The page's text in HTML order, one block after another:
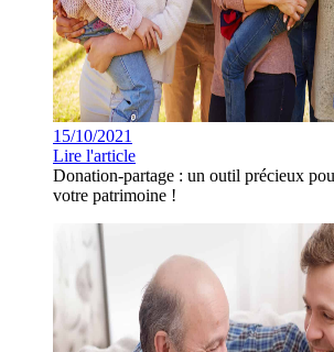
15/10/2021
Lire l'article
Donation-partage : un outil précieux
votre patrimoine !